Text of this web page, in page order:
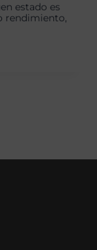
estado es
rendimiento,